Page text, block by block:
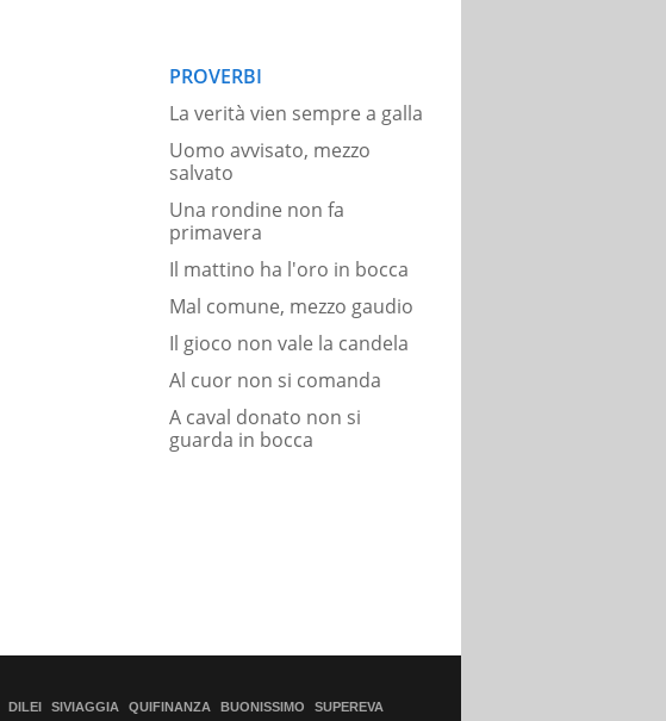
PROVERBI
La verità vien sempre a galla
Uomo avvisato, mezzo
salvato
Una rondine non fa
primavera
Il mattino ha l'oro in bocca
Mal comune, mezzo gaudio
Il gioco non vale la candela
Al cuor non si comanda
A caval donato non si
guarda in bocca
DILEI SIVIAGGIA QUIFINANZA BUONISSIMO SUPEREVA